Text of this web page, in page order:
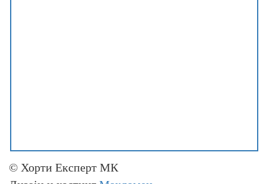
© Хорти Експерт МК